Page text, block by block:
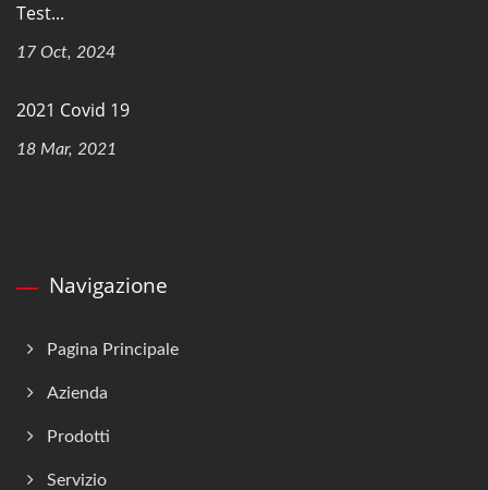
Test...
17 Oct, 2024
2021 Covid 19
18 Mar, 2021
Navigazione
Pagina Principale
Azienda
Prodotti
Servizio